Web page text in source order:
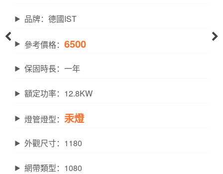
品牌：德國IST
參考價格： 6500
保固時長：一年
額定功率：12.8KW
燈管燈型： 汞燈
外觀尺寸：1180
網帶類型：1080